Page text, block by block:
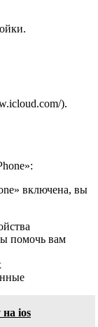
).
включена, вы
помочь вам
ios